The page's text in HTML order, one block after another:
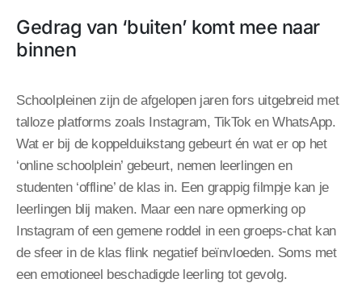
Gedrag van ‘buiten’ komt mee naar
binnen
Schoolpleinen zijn de afgelopen jaren fors uitgebreid met
talloze platforms zoals Instagram, TikTok en WhatsApp.
Wat er bij de koppelduikstang gebeurt én wat er op het
‘online schoolplein’ gebeurt, nemen leerlingen en
studenten ‘offline’ de klas in. Een grappig filmpje kan je
leerlingen blij maken. Maar een nare opmerking op
Instagram of een gemene roddel in een groeps-chat kan
de sfeer in de klas flink negatief beïnvloeden. Soms met
een emotioneel beschadigde leerling tot gevolg.